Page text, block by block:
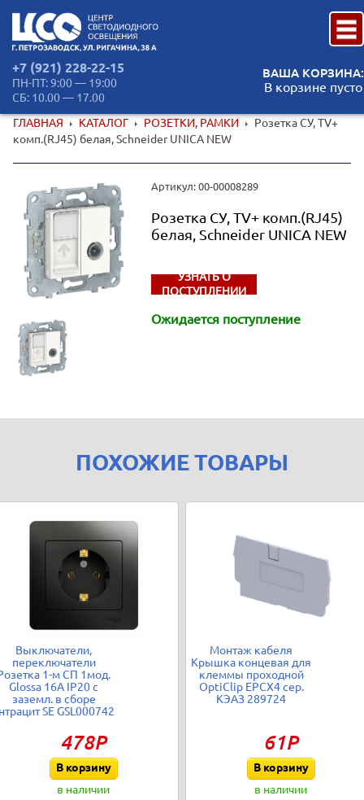
+7 (921) 228-22-15
ПН-ПТ: 9:00 — 19:00
СБ: 10.00 — 17.00
ВАША КОРЗИНА:
В корзине пусто
ГЛАВНАЯ КАТАЛОГ РОЗЕТКИ, РАМКИ
Розетка СУ, TV+
комп.(RJ45) белая, Schneider UNICA NEW
Артикул: 00-00008289
Розетка СУ, TV+ комп.(RJ45)
белая, Schneider UNICA NEW
УЗНАТЬ О
ПОСТУПЛЕНИИ
Ожидается поступление
ПОХОЖИЕ ТОВАРЫ
Выключатели,
переключатели
1-м СП 1мод.
Glossa 16А IP20 с
заземл. в сборе
SE GSL000742
478Р
В корзину
в наличии
Монтаж кабеля
Крышка концевая для
клеммы проходной
OptiClip EPCX4 сер.
КЭАЗ 289724
61Р
В корзину
в наличии